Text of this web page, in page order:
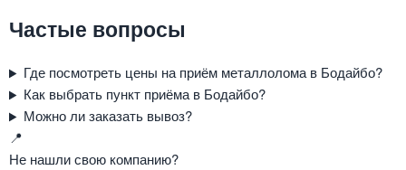
Частые вопросы
Где посмотреть цены на приём металлолома в Бодайбо?
Как выбрать пункт приёма в Бодайбо?
Можно ли заказать вывоз?
📍
Не нашли свою компанию?